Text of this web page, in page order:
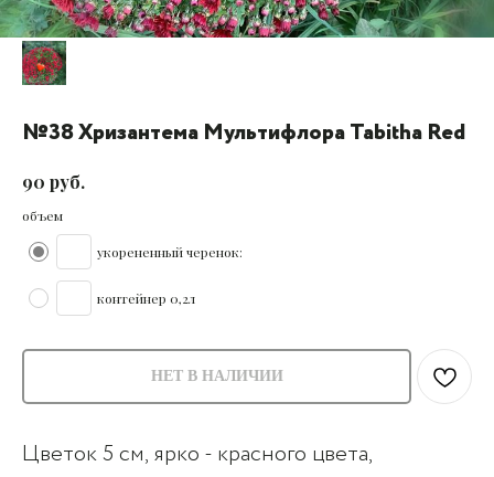
№38 Хризантема Мультифлора Tabitha Red
90 руб.
объем
укорененный черенок:
контейнер 0,2л
НЕТ В НАЛИЧИИ
Цветок 5 см, ярко - красного цвета,